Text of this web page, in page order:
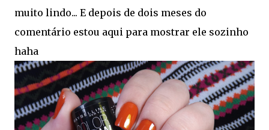
muito lindo... E depois de dois meses do
comentário estou aqui para mostrar ele sozinho
haha